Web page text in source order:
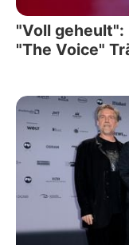
"Voll geheult":
"The Voice"